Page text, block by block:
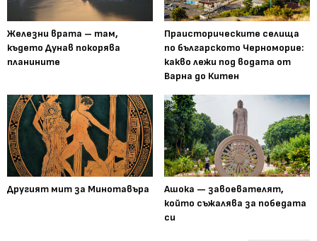
Железни врата – там,
където Дунав покорява
планините
Праисторическите селища
по българското Черноморие:
какво лежи под водата от
Варна до Китен
Другият мит за Минотавъра
Ашока — завоевателят,
който съжалява за победата
си